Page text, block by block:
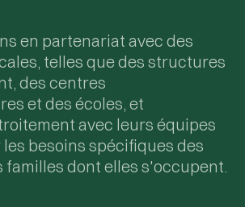
en partenariat avec des
telles que des structures
des centres
et des écoles, et
avec leurs équipes
besoins spécifiques des
familles dont elles s'occupent.